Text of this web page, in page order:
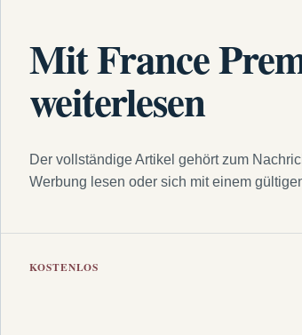
Mit France
weiterlesen
Der vollständige Artikel gehört zum
Werbung lesen oder sich mit einem
KOSTENLOS